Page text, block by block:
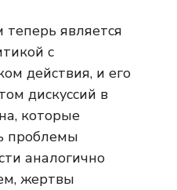
является
с
действия, и его
дискуссий в
которые
проблемы
аналогично
жертвы